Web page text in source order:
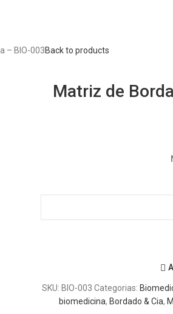
– BIO-003Back to products
Matriz de
SKU:BIO-003Categorias:
biomedicina, Bordado & Cia,